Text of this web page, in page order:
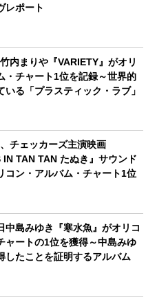
ポート
内まりや『VARIETY』がオリ
・チャート1位を記録～世界的
いる「プラスティック・ラブ」
チェッカーズ主演映画
IN TAN TAN たぬき』サウンド
コン・アルバム・チャート1位
中島みゆき『寒水魚』がオリコ
ャートの1位を獲得～中島みゆ
したことを証明するアルバム